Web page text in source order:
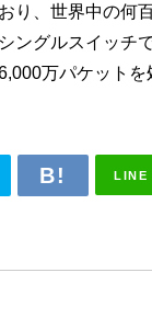
り、世界中の何
ングルスイッチ
万パケットを
LINE